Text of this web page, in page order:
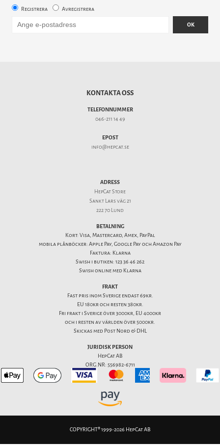
Registrera Avregistrera
OK
KONTAKTA OSS
TELEFONNUMMER
046-211 14 49
EPOST
info@hepcat.se
ADRESS
HepCat Store
Sankt Lars väg 21
222 70 Lund
BETALNING
Kort: Visa, Mastercard, Amex, PayPal
mobila plånböcker: Apple Pay, Google Pay och Amazon Pay
Faktura: Klarna
Swish i butiken: 123 36 46 262
Swish online med Klarna
FRAKT
Fast pris inom Sverige endast 69kr.
EU 180kr och resten 380kr.
Fri frakt i Sverige över 3000kr, EU 4000kr
och i resten av världen över 5000kr.
Skickas med Post Nord & DHL
JURIDISK PERSON
HepCat AB
ORG.NR: 556982-6711
COPYRIGHT® 1999-2026 HepCat AB